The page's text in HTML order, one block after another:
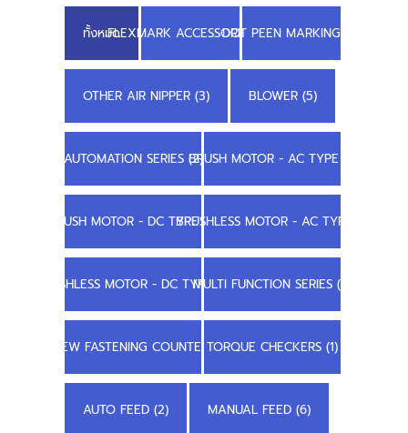
ทั้งหมดFLEXMARK ACCESSORIES (4)DOT PEEN MARKING (3)
OTHER AIR NIPPER (3) BLOWER (5)
AUTOMATION SERIES (2)BRUSH MOTOR - AC TYPE (1)
BRUSH MOTOR - DC TYPE (4)BRUSHLESS MOTOR - AC TYPE (1)
BRUSHLESS MOTOR - DC TYPE (2)MULTI FUNCTION SERIES (3)
SCREW FASTENING COUNTER (2)TORQUE CHECKERS (1)
AUTO FEED (2) MANUAL FEED (6)